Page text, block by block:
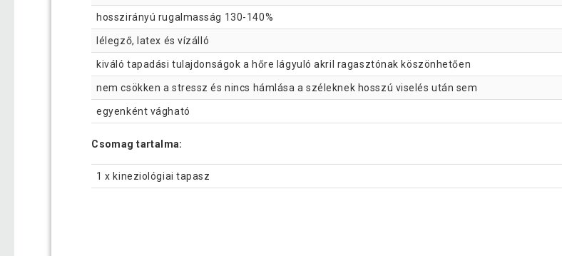
hosszirányú rugalmasság 130-140%
lélegző, latex és vízálló
kiváló tapadási tulajdonságok a hőre lágyuló akril ragasztónak köszönhetően
nem csökken a stressz és nincs hámlása a széleknek hosszú viselés után sem
egyenként vágható
Csomag tartalma:
1 x kineziológiai tapasz